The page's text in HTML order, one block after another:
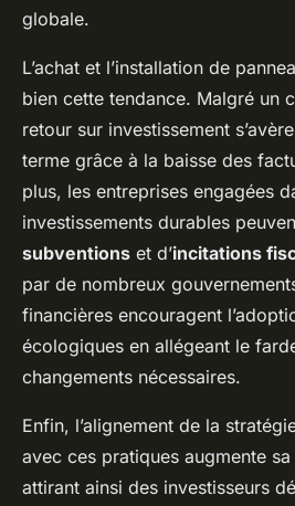
globale.
L’achat et l’installation de
bien cette tendance. Malgré un
retour sur investissement
terme grâce à la baisse des
plus, les entreprises engagées
investissements durables
subventions et d’incitations
par de nombreux
financières encouragent
écologiques en allégeant le
changements nécessaires.
Enfin, l’alignement de la
avec ces pratiques augmente
attirant ainsi des investisseurs